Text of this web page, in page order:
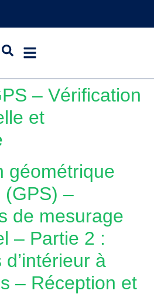
– Vérification
et
géométrique
(GPS) –
de mesurage
– Partie 2 :
à
– Réception et